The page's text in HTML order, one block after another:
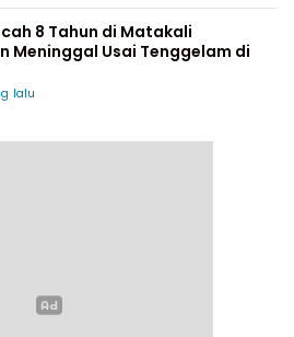
8 Tahun di Matakali
Meninggal Usai Tenggelam di
lalu